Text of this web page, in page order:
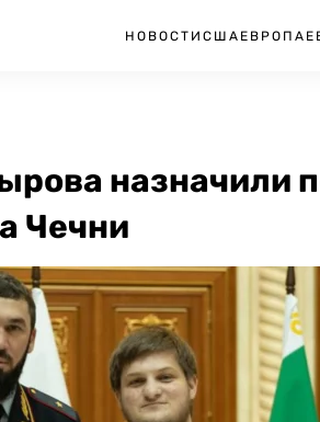
НОВОСТИ США ЕВРОПА
назначили
Чечни